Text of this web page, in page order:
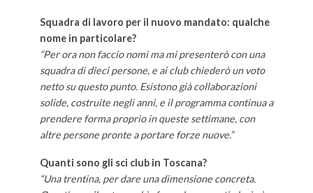
Squadra di lavoro per il nuovo mandato: qualche
nome in particolare?
“Per ora non faccio nomi ma mi presenterò con una
squadra di dieci persone, e ai club chiederò un voto
netto su questo punto. Esistono già collaborazioni
solide, costruite negli anni, e il programma continua a
prendere forma proprio in queste settimane, con
altre persone pronte a portare forze nuove.”
Quanti sono gli sci club in Toscana?
“Una trentina, per dare una dimensione concreta.